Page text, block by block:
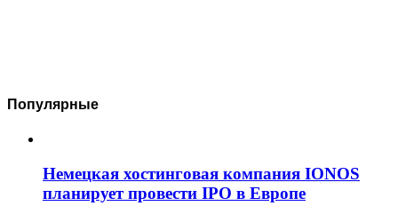
Популярные
Немецкая хостинговая компания IONOS
планирует провести IPO в Европе